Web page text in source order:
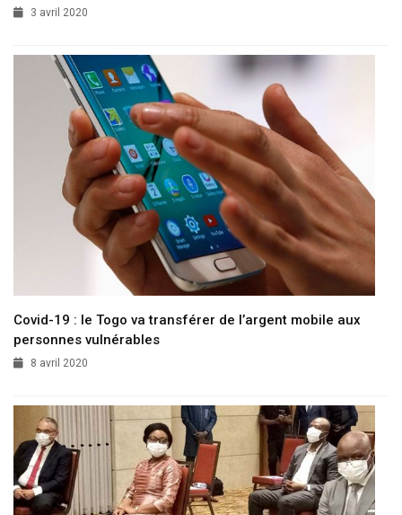
3 avril 2020
Covid-19 : le Togo va transférer de l’argent mobile aux
personnes vulnérables
8 avril 2020